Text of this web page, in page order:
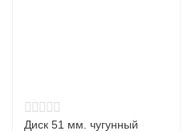
Диск 51 мм. чугунный